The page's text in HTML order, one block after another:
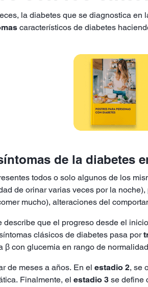
la diabetes que se diagnostica
característicos de diabetes
de la diabetes
todos o solo algunos de los
de orinar varias veces por la
mucho), alteraciones del
describe que el progreso desde el
clásicos de diabetes pasa por
β con glucemia en rango de
de meses a años. En el estadio 2, se
Finalmente, el estadio 3 se define